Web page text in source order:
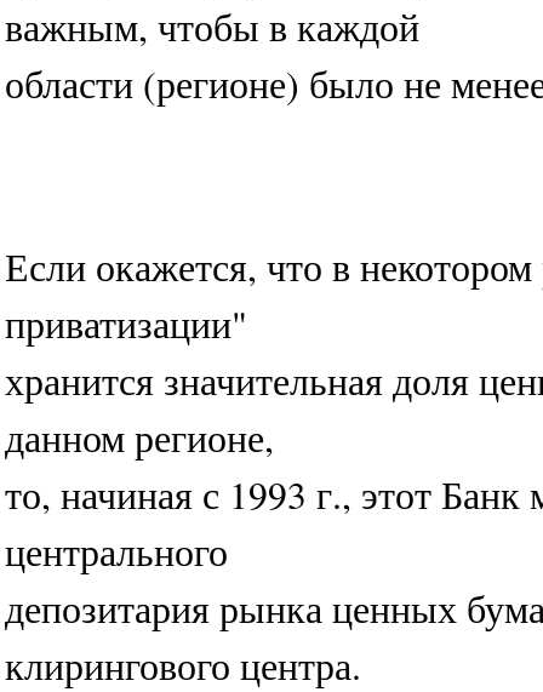
важным, чтобы в каждой
области (регионе) было не
Если окажется, что в
приватизации"
хранится значительная доля
данном регионе,
то, начиная с 1993 г., этот Банк
центрального
депозитария рынка ценных
клирингового центра.